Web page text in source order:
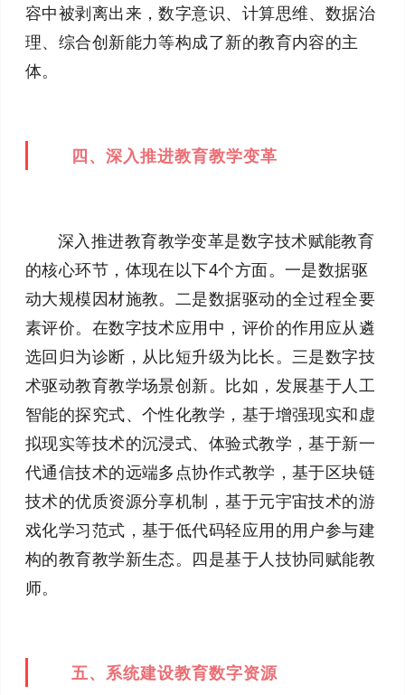
容中被剥离出来，数字意识、计算思维、数据治
理、综合创新能力等构成了新的教育内容的主
体。
四、深入推进教育教学变革
深入推进教育教学变革是数字技术赋能教育
的核心环节，体现在以下4个方面。一是数据驱
动大规模因材施教。二是数据驱动的全过程全要
素评价。在数字技术应用中，评价的作用应从遴
选回归为诊断，从比短升级为比长。三是数字技
术驱动教育教学场景创新。比如，发展基于人工
智能的探究式、个性化教学，基于增强现实和虚
拟现实等技术的沉浸式、体验式教学，基于新一
代通信技术的远端多点协作式教学，基于区块链
技术的优质资源分享机制，基于元宇宙技术的游
戏化学习范式，基于低代码轻应用的用户参与建
构的教育教学新生态。四是基于人技协同赋能教
师。
五、系统建设教育数字资源